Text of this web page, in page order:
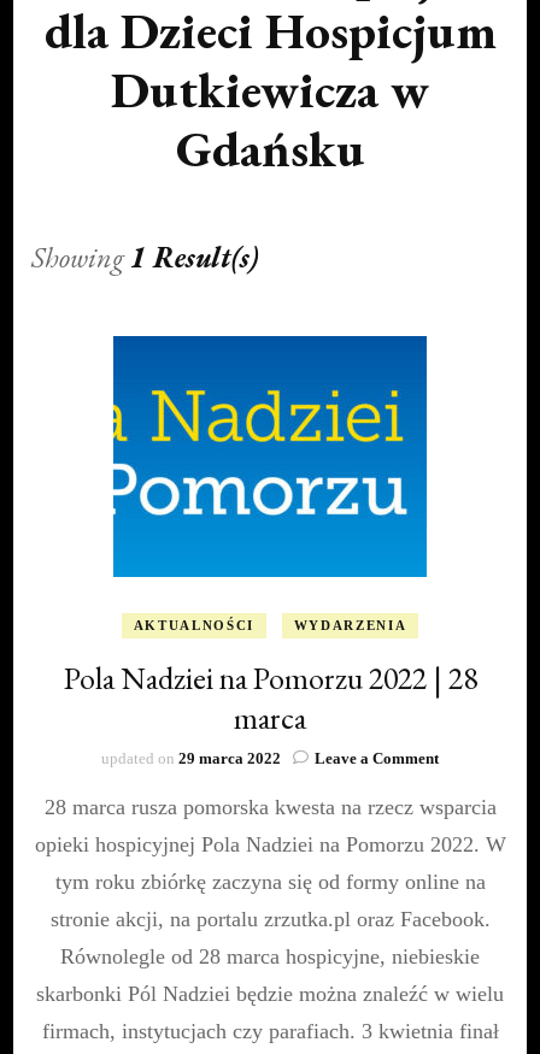
dla Dzieci Hospicjum
Dutkiewicza w
Gdańsku
Showing1 Result(s)
AKTUALNOŚCI WYDARZENIA
Pola Nadziei na Pomorzu 2022 | 28
marca
updated on 29 marca 2022 Leave a Commenton
Nadziei
Pomorzu
2022
28
marca
28 marca rusza pomorska kwesta na rzecz wsparcia
opieki hospicyjnej Pola Nadziei na Pomorzu 2022. W
tym roku zbiórkę zaczyna się od formy online na
stronie akcji, na portalu zrzutka.pl oraz Facebook.
Równolegle od 28 marca hospicyjne, niebieskie
skarbonki Pól Nadziei będzie można znaleźć w wielu
firmach, instytucjach czy parafiach. 3 kwietnia finał